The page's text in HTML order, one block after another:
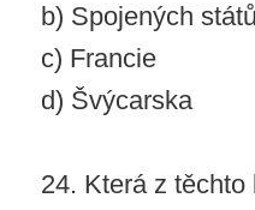
b) Spojených
c) Francie
d) Švýcarska
24. Která z